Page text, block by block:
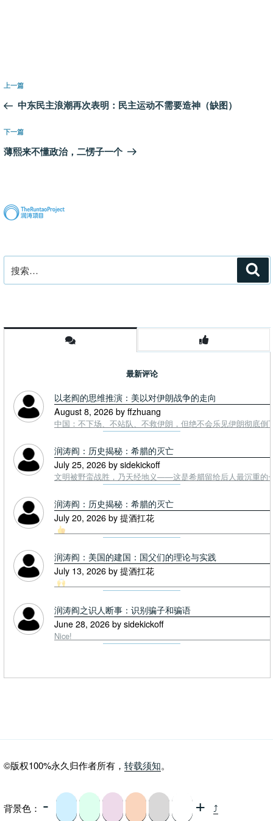
文
导
航
上
一
文
章
上一篇
中东民主浪潮再次表明：民主运动不需要造神（缺图）
下
一
下一篇
薄熙来不懂政治，二愣子一个
索：
最新评论
以老阎的思维推演：美以对伊朗战争的走向
August 8, 2026 by ffzhuang
中国：不下场、不站队、不救伊朗，但绝不会乐见伊朗彻底
润涛阎：历史揭秘：希腊的灭亡
July 25, 2026 by sidekickoff
文明被野蛮战胜，乃天经地义——这是希腊留给后人最沉重的
润涛阎：历史揭秘：希腊的灭亡
July 20, 2026 by 提酒扛花
润涛阎：美国的建国：国父们的理论与实践
July 13, 2026 by 提酒扛花
润涛阎之识人断事：识别骗子和骗语
June 28, 2026 by sidekickoff
Nice!
©版权100%永久归作者所有， 转载须知。
背景色： - + ⤴